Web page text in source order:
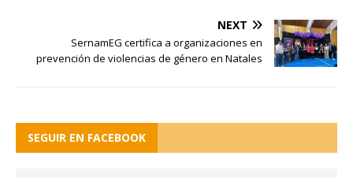
NEXT
SernamEG certifica a organizaciones en
prevención de violencias de género en Natales
SEGUIR EN FACEBOOK